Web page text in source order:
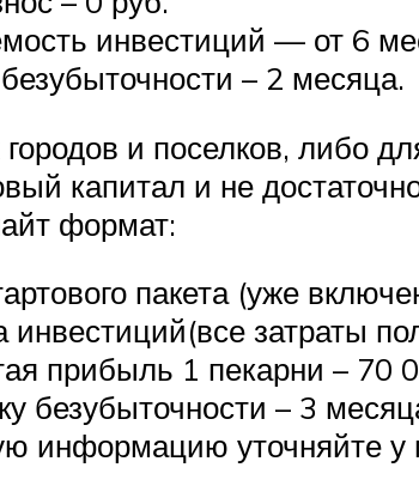
инвестиций — от 6
– 2 месяца.
и поселков, либо
капитал и не
формат:
пакета (уже
затраты
прибыль 1 пекарни – 70
безубыточности – 3
информацию уточняйте у